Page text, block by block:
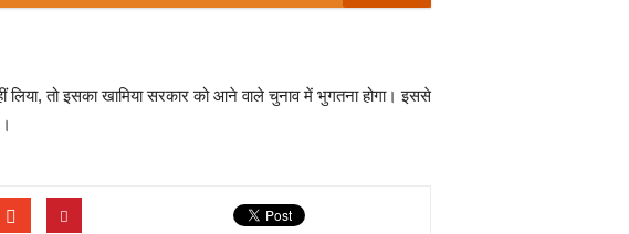
लिया, तो इसका खामिया सरकार को आने वाले चुनाव में भुगतना होगा। इससे